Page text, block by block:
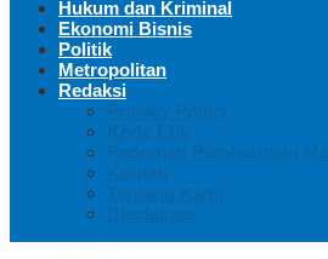
Hukum dan Kriminal
Ekonomi Bisnis
Politik
Metropolitan
Redaksi
Privacy Policy
Kode Etik
Pedoman Pemberitaan
Kontak
Tentang Kami
Disclaimer